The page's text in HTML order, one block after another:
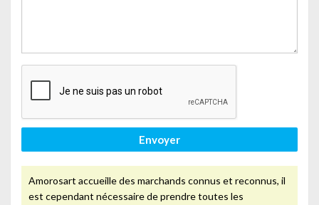
Envoyer
Amorosart accueille des marchands connus et reconnus, il
est cependant nécessaire de prendre toutes les